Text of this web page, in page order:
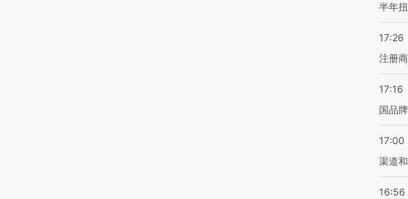
半年
17:26
注册
17:16
国品
17:00
渠道
16:56